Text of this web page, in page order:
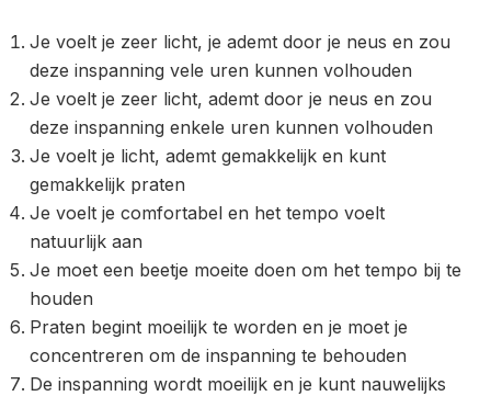
Je voelt je zeer licht, je ademt door je neus en zou
deze inspanning vele uren kunnen volhouden
Je voelt je zeer licht, ademt door je neus en zou
deze inspanning enkele uren kunnen volhouden
Je voelt je licht, ademt gemakkelijk en kunt
gemakkelijk praten
Je voelt je comfortabel en het tempo voelt
natuurlijk aan
Je moet een beetje moeite doen om het tempo bij te
houden
Praten begint moeilijk te worden en je moet je
concentreren om de inspanning te behouden
De inspanning wordt moeilijk en je kunt nauwelijks